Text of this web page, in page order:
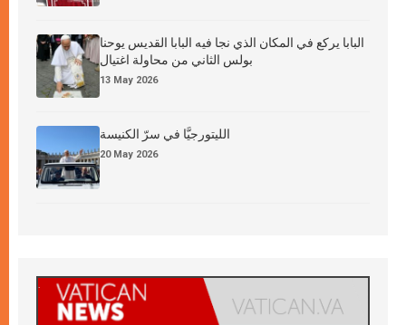
البابا يركع في المكان الذي نجا فيه البابا القديس يوحنا
بولس الثاني من محاولة اغتيال
13 May 2026
الليتورجيَّا في سرّ الكنيسة
20 May 2026